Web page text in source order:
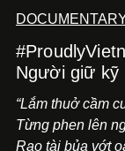
Người giữ kỹ
“Lắm thuở cầm
Từng phen lên
Rao tài bủa vớt